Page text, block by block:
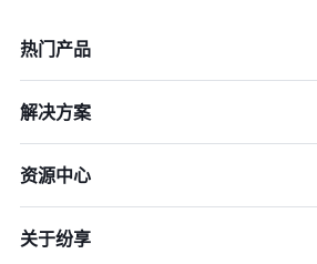
热门产品
解决方案
资源中心
关于纷享